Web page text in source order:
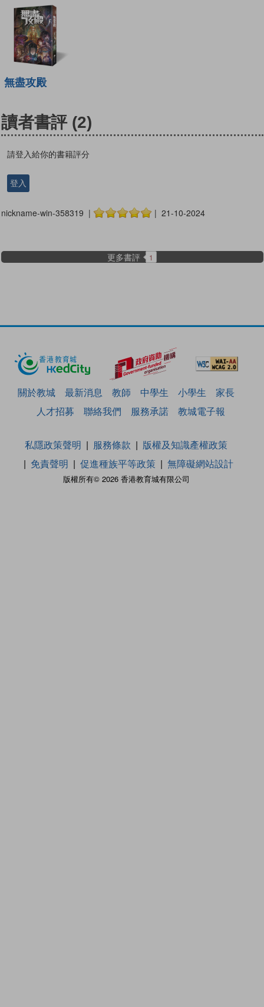
無盡攻殿
讀者書評 (2)
請登入給你的書籍評分
登入
nickname-win-358319 | | 21-10-2024
更多書評 1
關於教城 最新消息 教師 中學生 小學生
家長
人才招募
聯絡我們 服務承諾 教城電子報
版權所有© 2026 香港教育城有限公司
私隱政策聲明 服務條款
版權及知識產權政策
免責聲明
促進種族平等政策 無障礙網站設計